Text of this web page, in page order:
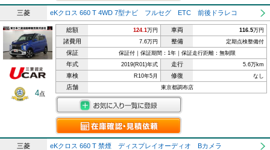
三菱 eKクロス 660 T 4WD 7型ナビ フルセグ ETC 前後ドラレコ
4点
総額 124.1万円 車両 116.5万円
諸費用 7.6万円 整備 定期点検整備付
保証 保証付｜保証期間：1年｜保証走行距離：無制限
年式 2019(R01)年式 走行 5.6万km
車検 R10年5月 修復 なし
店舗 東京都調布店
三菱 eKクロス 660 T 禁煙 ディスプレイオーディオ Bカメラ